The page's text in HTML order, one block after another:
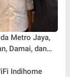
Metro Jaya,
Damai, dan
Indihome